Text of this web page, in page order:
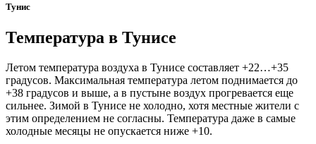
Тунис
Температура в Тунисе
Летом температура воздуха в Тунисе составляет +22…+35
градусов. Максимальная температура летом поднимается до
+38 градусов и выше, а в пустыне воздух прогревается еще
сильнее. Зимой в Тунисе не холодно, хотя местные жители с
этим определением не согласны. Температура даже в самые
холодные месяцы не опускается ниже +10.